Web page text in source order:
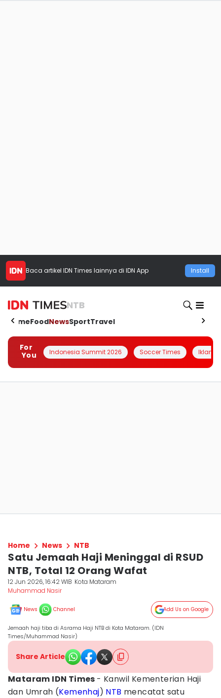
Baca artikel IDN Times lainnya di IDN App Install
NTB
HomeFoodNewsSportTravel
For
You
Indonesia Summit 2026 Soccer Times Iklanin
Home News NTB
Satu Jemaah Haji Meninggal di RSUD
NTB, Total 12 Orang Wafat
12 Jun 2026, 16:42 WIB Kota Mataram
Muhammad Nasir
News Channel Add Us on Google
Jemaah haji tiba di Asrama Haji NTB di Kota Mataram. (IDN
Times/Muhammad Nasir)
Share Article
Mataram IDN Times - Kanwil Kementerian Haji
dan Umrah (Kemenhaj) NTB mencatat satu